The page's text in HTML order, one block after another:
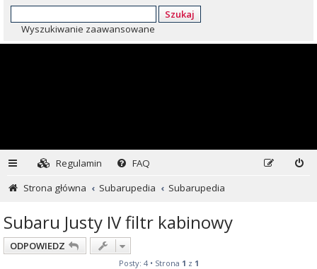
Szukaj
Wyszukiwanie zaawansowane
Regulamin
FAQ
Strona główna
Subarupedia Subarupedia
Subaru Justy IV filtr kabinowy
ODPOWIEDZ
Posty: 4 • Strona 1 z 1